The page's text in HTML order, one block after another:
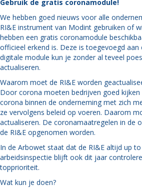
Gebruik de gratis coronamodule!
We hebben goed nieuws voor alle
RI&E instrument van Modint gebruiken of
hebben een gratis coronamodule
officieel erkend is. Deze is toegevoegd aan
digitale module kun je zonder al teveel
actualiseren.
Waarom moet de RI&E worden
Door corona moeten bedrijven goed kijken
corona binnen de onderneming met zich
ze vervolgens beleid op voeren. Daarom
actualiseren. De coronamaatregelen in de
de RI&E opgenomen worden.
In de Arbowet staat dat de RI&E altijd up
arbeidsinspectie blijft ook dit jaar
topprioriteit.
Wat kun je doen?